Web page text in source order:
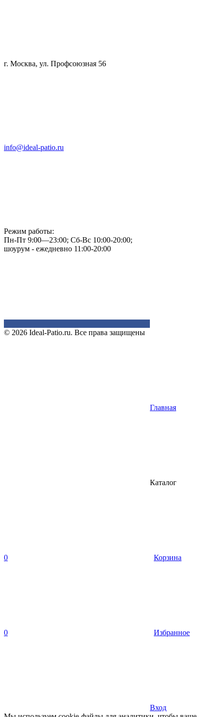
г. Москва, ул. Профсоюзная 56
info@ideal-patio.ru
Режим работы:
Пн-Пт 9:00—23:00; Сб-Вс 10:00-20:00;
шоурум - ежедневно 11:00-20:00
© 2026 Ideal-Patio.ru. Все права защищены
Главная
Каталог
0 Корзина
0 Избранное
Вход